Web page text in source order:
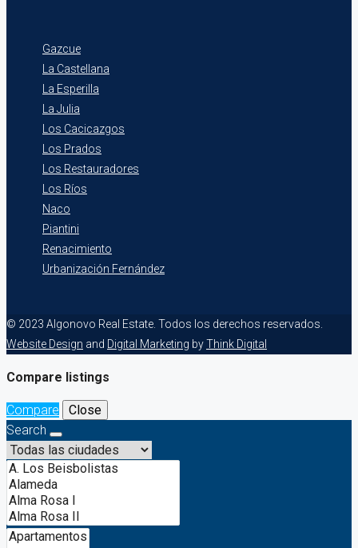
Gazcue
La Castellana
La Esperilla
La Julia
Los Cacicazgos
Los Prados
Los Restauradores
Los Ríos
Naco
Piantini
Renacimiento
Urbanización Fernández
© 2023 Algonovo Real Estate. Todos los derechos reservados.
Website Design and Digital Marketing byThink Digital
Compare listings
Compare
Close
Search